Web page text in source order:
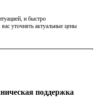
и быстро
уточнять актуальные цены
поддержка